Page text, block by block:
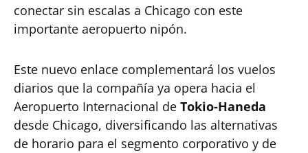
conectar sin escalas a Chicago con este
importante aeropuerto nipón.
Este nuevo enlace complementará los vuelos
diarios que la compañía ya opera hacia el
Aeropuerto Internacional de Tokio-Haneda
desde Chicago, diversificando las alternativas
de horario para el segmento corporativo y de